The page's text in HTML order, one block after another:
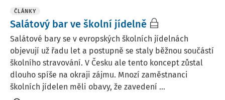
ČLÁNKY
Salátový bar ve školní jídelně
Salátové bary se v evropských školních jídelnách
objevují už řadu let a postupně se staly běžnou součástí
školního stravování. V Česku ale tento koncept zůstal
dlouho spíše na okraji zájmu. Mnozí zaměstnanci
školních jídelen měli obavy, že zavedení ...